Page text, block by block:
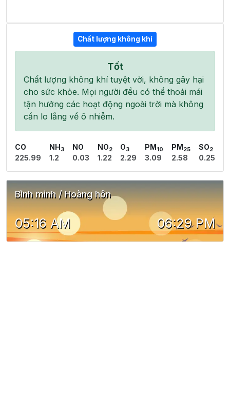
Chất lượng không khí
Tốt
Chất lượng không khí tuyệt vời, không gây hại
cho sức khỏe. Mọi người đều có thể thoải mái
tận hưởng các hoạt động ngoài trời mà không
cần lo lắng về ô nhiễm.
CO
225.99
NH 3
1.2
NO
0.03
NO2
1.22
O3
2.29
PM 10
3.09
PM 25
2.58
SO2
0.25
Bình minh / Hoàng hôn
05:16 AM 06:29 PM